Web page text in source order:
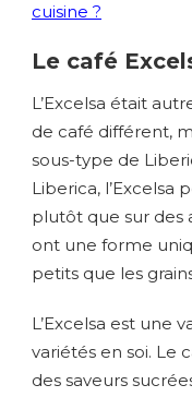
cuisine ?
Le café
L’Excelsa était
de café différent,
sous-type de
Liberica, l’Excelsa
plutôt que sur des
ont une forme
petits que les
L’Excelsa est une
variétés en soi. Le
des saveurs